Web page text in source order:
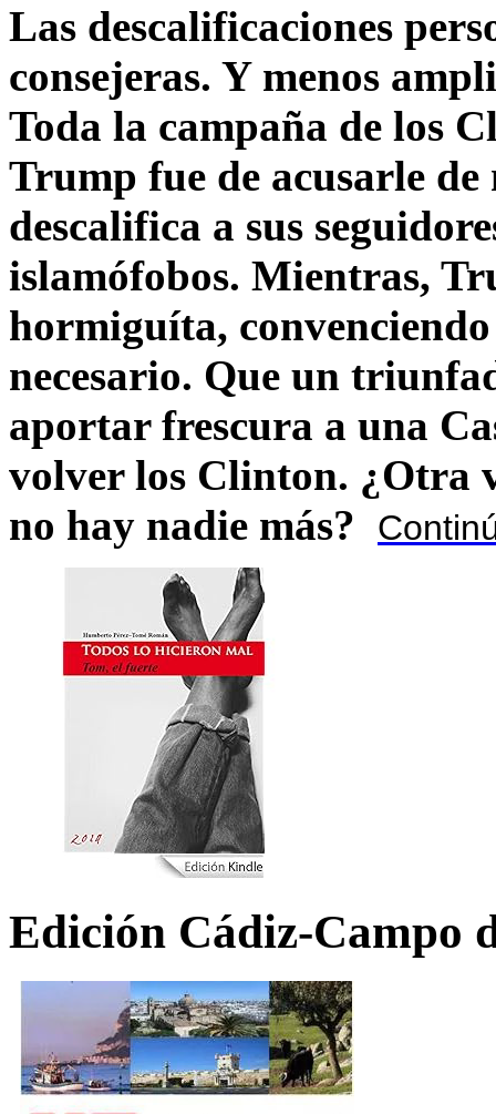
Las descalificaciones
consejeras. Y menos
Toda la campaña de los
Trump fue de acusarle
descalifica a sus
islamófobos. Mientras,
hormiguíta,
necesario. Que un
aportar frescura a una
volver los Clinton. ¿Otra
no hay nadie más?
Edición Cádiz-Campo